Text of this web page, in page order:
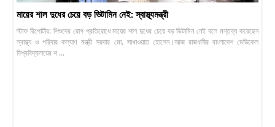
মায়ের শাল দুধের চেয়ে বড় ভিটামিন নেই: স্বাস্থ্যমন্ত্রী
স্টাফ রিপোর্টার: শিশুদের রোগ প্রতিরোধে মায়ের শাল দুধের চেয়ে বড় ভিটামিন নেই বলে মন্তব্য করেছেন
স্বাস্থ্য ও পরিবার কল্যাণ মন্ত্রী সরদার মো. সাখাওয়াত হোসেন।আজ রাজধানীর বাংলাদেশ মেডিকেল
বিশ্ববিদ্যালয়ের শ ...